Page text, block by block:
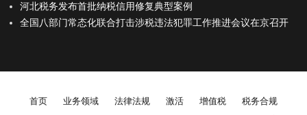
河北税务发布首批纳税信用修复典型案例
全国八部门常态化联合打击涉税违法犯罪工作推进会议在京召开
Footer menu
首页 业务领域 法律法规 激活 增值税
税务合规